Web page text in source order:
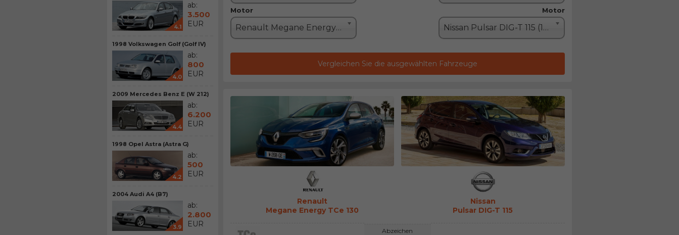
4.1
ab:
3.500
EUR
1998 Volkswagen Golf (Golf IV)
4.0
ab:
800
EUR
2009 Mercedes Benz E (W 212)
4.4
ab:
6.200
EUR
1998 Opel Astra (Astra G)
4.2
ab:
500
EUR
2004 Audi A4 (B7)
3.9
ab:
2.800
EUR
Motor
Renault Megane Energy TCe 130 (132PS)
Motor
Nissan Pulsar DIG-T 115 (115PS)
Vergleichen Sie die ausgewählten Fahrzeuge
Renault
Megane Energy TCe 130
Nissan
Pulsar DIG-T 115
Abzeichen